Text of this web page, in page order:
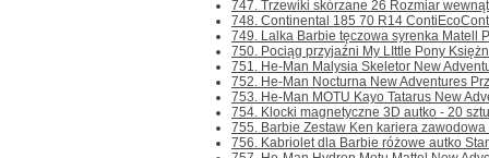
747. Trzewiki skórzane 26 Rozmiar
748. Continental 185 70 R14
749. Lalka Barbie tęczowa syrenka Matell
750. Pociąg przyjaźni My LIttle Pony
751. He-Man Malysia Skeletor New
752. He-Man Nocturna New Adventures
753. He-Man MOTU Kayo Tatarus New
754. Klocki magnetyczne 3D autko - 20
755. Barbie Zestaw Ken kariera zawodowa
756. Kabriolet dla Barbie różowe autko